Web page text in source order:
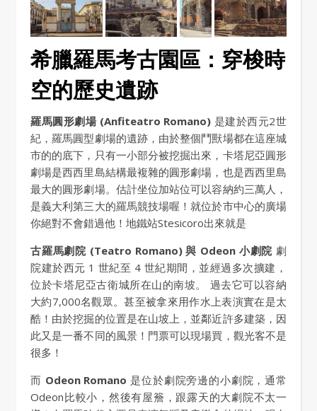
希臘羅馬考古園區：穿梭時
空的歷史遺跡
羅馬圓形劇場 (Anfiteatro Romano) 是建於西元2世
紀，羅馬圓型劇場的遺跡，由於整個鬥獸場都在這座城
市的的底下，只有一小部分被挖掘出來，卡塔尼亞圓形
劇場是西西里島結構最複雜的圓形劇場，也是西西里島
最大的圓形劇場。估計坐位加站位可以容納約三萬人，
是義大利第三大的羅馬競技場喔！就位於市中心的廣場
你絕對不會錯過他！地鐵站Stesicoro出來就是
古羅馬劇院 (Teatro Romano) 與 Odeon 小劇院 劇
院建於西元 1 世紀至 4 世紀期間，並經過多次擴建，
位於卡塔尼亞古衛城所在山的南坡。 過去它可以容納
大約7,000名觀眾。甚至被拿來用作水上表演實在是太
酷！由於挖掘的位置是在山坡上，並鄰近許多建築，因
此又是一番不同的風景！門票可以現場買，觀光客不是
很多！
而 Odeon Romano 是位於劇院旁邊的小劇院，通常
Odeon比較小，然後有屋簷，跟露天的大劇院不太一